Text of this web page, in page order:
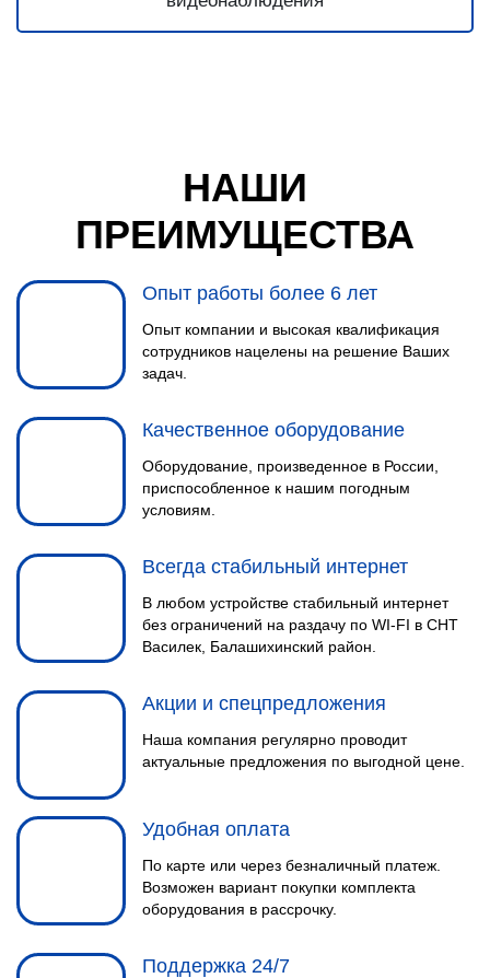
НАШИ
ПРЕИМУЩЕСТВА
Опыт работы более 6 лет
Опыт компании и высокая квалификация
сотрудников нацелены на решение Ваших
задач.
Качественное оборудование
Оборудование, произведенное в России,
приспособленное к нашим погодным
условиям.
Всегда стабильный интернет
В любом устройстве стабильный интернет
без ограничений на раздачу по WI-FI в СНТ
Василек, Балашихинский район.
Акции и спецпредложения
Наша компания регулярно проводит
актуальные предложения по выгодной цене.
Удобная оплата
По карте или через безналичный платеж.
Возможен вариант покупки комплекта
оборудования в рассрочку.
Поддержка 24/7